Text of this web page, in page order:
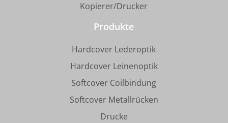
Kopierer/Drucker
Produkte
Hardcover Lederoptik
Hardcover Leinenoptik
Softcover Coilbindung
Softcover Metallrücken
Drucke